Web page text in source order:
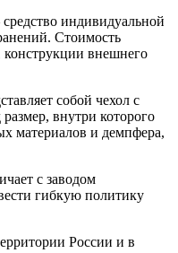
индивидуальной
Стоимость
конструкции внешнего
собой чехол с
внутри которого
материалов и демпфера,
с заводом
гибкую политику
России и в